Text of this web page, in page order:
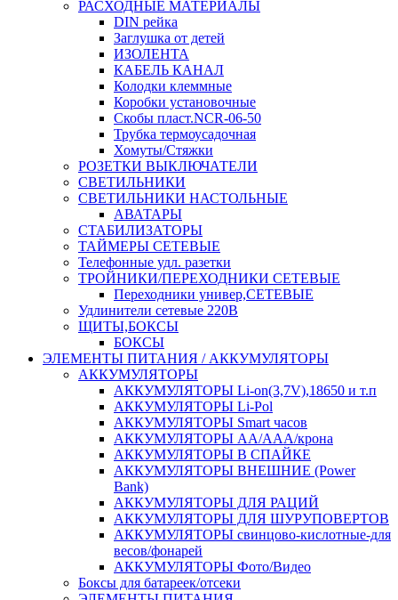
РАСХОДНЫЕ МАТЕРИАЛЫ
DIN рейка
Заглушка от детей
ИЗОЛЕНТА
КАБЕЛЬ КАНАЛ
Колодки клеммные
Коробки установочные
Скобы пласт.NCR-06-50
Трубка термоусадочная
Хомуты/Стяжки
РОЗЕТКИ ВЫКЛЮЧАТЕЛИ
СВЕТИЛЬНИКИ
СВЕТИЛЬНИКИ НАСТОЛЬНЫЕ
АВАТАРЫ
СТАБИЛИЗАТОРЫ
ТАЙМЕРЫ СЕТЕВЫЕ
Телефонные удл. разетки
ТРОЙНИКИ/ПЕРЕХОДНИКИ СЕТЕВЫЕ
Переходники универ,СЕТЕВЫЕ
Удлинители сетевые 220В
ЩИТЫ,БОКСЫ
БОКСЫ
ЭЛЕМЕНТЫ ПИТАНИЯ / АККУМУЛЯТОРЫ
АККУМУЛЯТОРЫ
АККУМУЛЯТОРЫ Li-on(3,7V),18650 и т.п
АККУМУЛЯТОРЫ Li-Pol
АККУМУЛЯТОРЫ Smart часов
АККУМУЛЯТОРЫ АА/ААА/крона
АККУМУЛЯТОРЫ В СПАЙКЕ
АККУМУЛЯТОРЫ ВНЕШНИЕ (Power
Bank)
АККУМУЛЯТОРЫ ДЛЯ РАЦИЙ
АККУМУЛЯТОРЫ ДЛЯ ШУРУПОВЕРТОВ
АККУМУЛЯТОРЫ свинцово-кислотные-для
весов/фонарей
АККУМУЛЯТОРЫ Фото/Видео
Боксы для батареек/отсеки